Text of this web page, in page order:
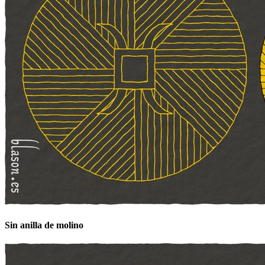
Sin anilla de molino